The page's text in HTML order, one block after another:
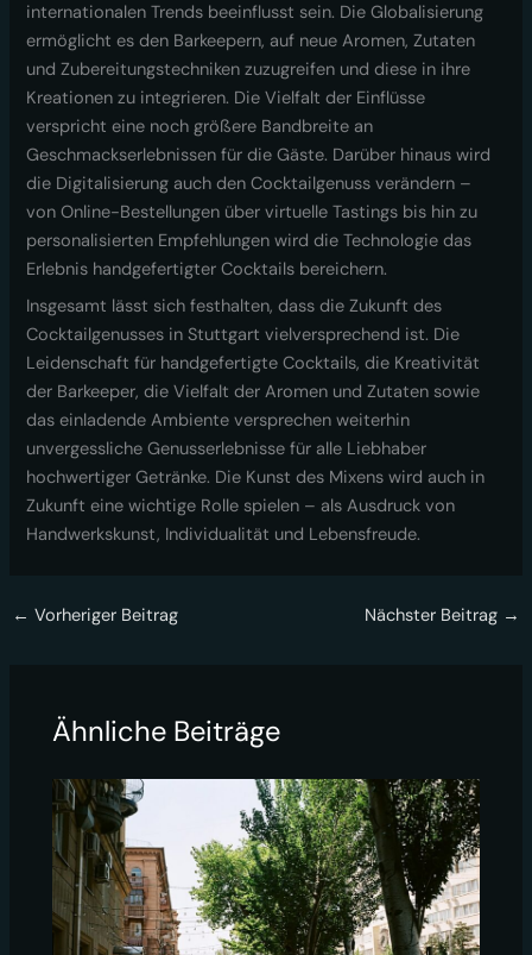
internationalen Trends beeinflusst sein. Die Globalisierung
ermöglicht es den Barkeepern, auf neue Aromen, Zutaten
und Zubereitungstechniken zuzugreifen und diese in ihre
Kreationen zu integrieren. Die Vielfalt der Einflüsse
verspricht eine noch größere Bandbreite an
Geschmackserlebnissen für die Gäste. Darüber hinaus wird
die Digitalisierung auch den Cocktailgenuss verändern –
von Online-Bestellungen über virtuelle Tastings bis hin zu
personalisierten Empfehlungen wird die Technologie das
Erlebnis handgefertigter Cocktails bereichern.
Insgesamt lässt sich festhalten, dass die Zukunft des
Cocktailgenusses in Stuttgart vielversprechend ist. Die
Leidenschaft für handgefertigte Cocktails, die Kreativität
der Barkeeper, die Vielfalt der Aromen und Zutaten sowie
das einladende Ambiente versprechen weiterhin
unvergessliche Genusserlebnisse für alle Liebhaber
hochwertiger Getränke. Die Kunst des Mixens wird auch in
Zukunft eine wichtige Rolle spielen – als Ausdruck von
Handwerkskunst, Individualität und Lebensfreude.
← Vorheriger Beitrag Nächster Beitrag →
Ähnliche Beiträge